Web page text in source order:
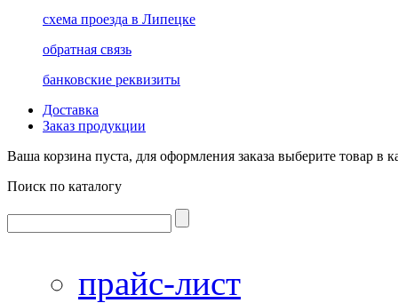
схема проезда в Липецке
обратная связь
банковские реквизиты
Доставка
Заказ продукции
Ваша корзина пуста, для оформления заказа выберите товар в
Поиск по каталогу
прайс-лист